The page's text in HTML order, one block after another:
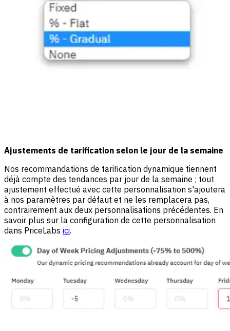
Ajustements de tarification selon le jour de la semaine
Nos recommandations de tarification dynamique tiennent
déjà compte des tendances par jour de la semaine ; tout
ajustement effectué avec cette personnalisation s'ajoutera
à nos paramètres par défaut et ne les remplacera pas,
contrairement aux deux personnalisations précédentes. En
savoir plus sur la configuration de cette personnalisation
dans PriceLabs ici.